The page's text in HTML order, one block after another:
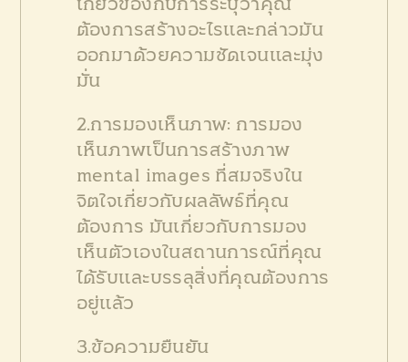
เกี่ยวข้องกับการระบุว่าคุณ
ต้องการสร้างอะไรและกล่าวมัน
ออกมาด้วยความชัดเจนและมุ่ง
มั่น
2.การมองเห็นภาพ: การมอง
เห็นภาพเป็นการสร้างภาพ
mental images ที่สมจริงใน
จิตใจเกี่ยวกับผลลัพธ์ที่คุณ
ต้องการ มันเกี่ยวกับการมอง
เห็นตัวเองในสถานการณ์ที่คุณ
ได้รับและบรรลุสิ่งที่คุณต้องการ
อยู่แล้ว
3.ข้อความยืนยัน